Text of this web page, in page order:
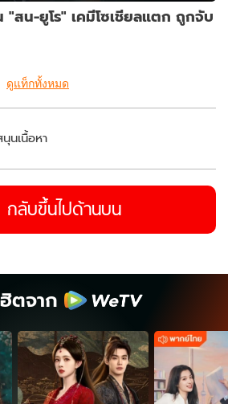
"สน-ยูโร" เคมีโซเชียลแตก ถูกจับ
ดูแท็กทั้งหมด
นเนื้อหา
กลับขึ้นไปด้านบน
ตจาก